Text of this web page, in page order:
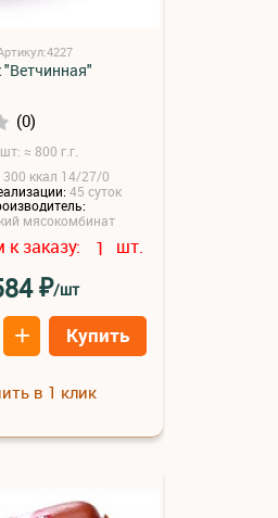
(0)
≈ 800 г.г.
300 ккал 14/27/0
45 суток
мясокомбинат
заказу: 1 шт.
₽/шт
+ Купить
в 1 клик